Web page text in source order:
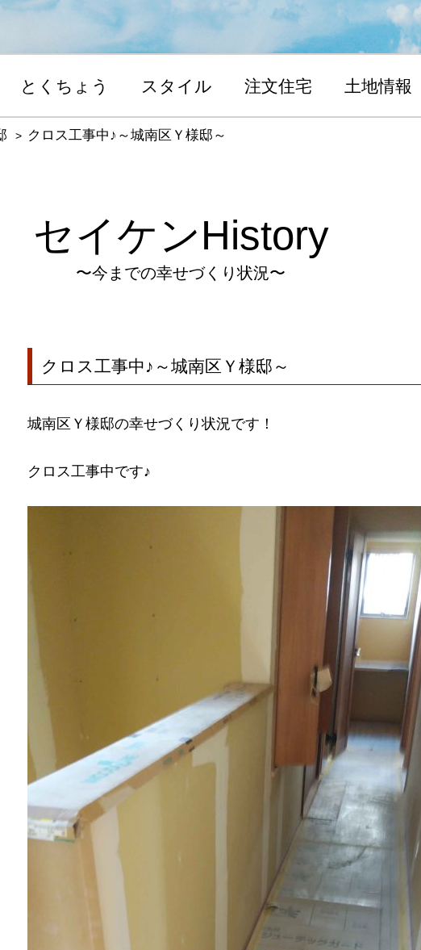
とくちょう スタイル 注文住宅 土地情報
クロス工事中♪～城南区Ｙ様邸～
セイケンHistory
〜今までの幸せづくり状況〜
クロス工事中♪～城南区Ｙ様邸～
城南区Ｙ様邸の幸せづくり状況です！
クロス工事中です♪